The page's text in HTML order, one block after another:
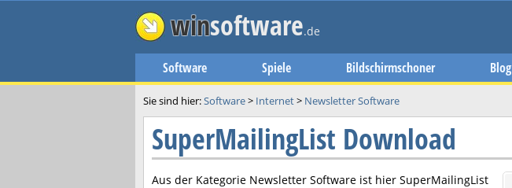
winsoftware.de
Software Spiele Bildschirmschoner Blog
Sie sind hier:Software> Internet> Newsletter Software
SuperMailingList Download
Aus der Kategorie Newsletter Software ist hier SuperMailingList